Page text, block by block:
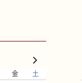
金 土